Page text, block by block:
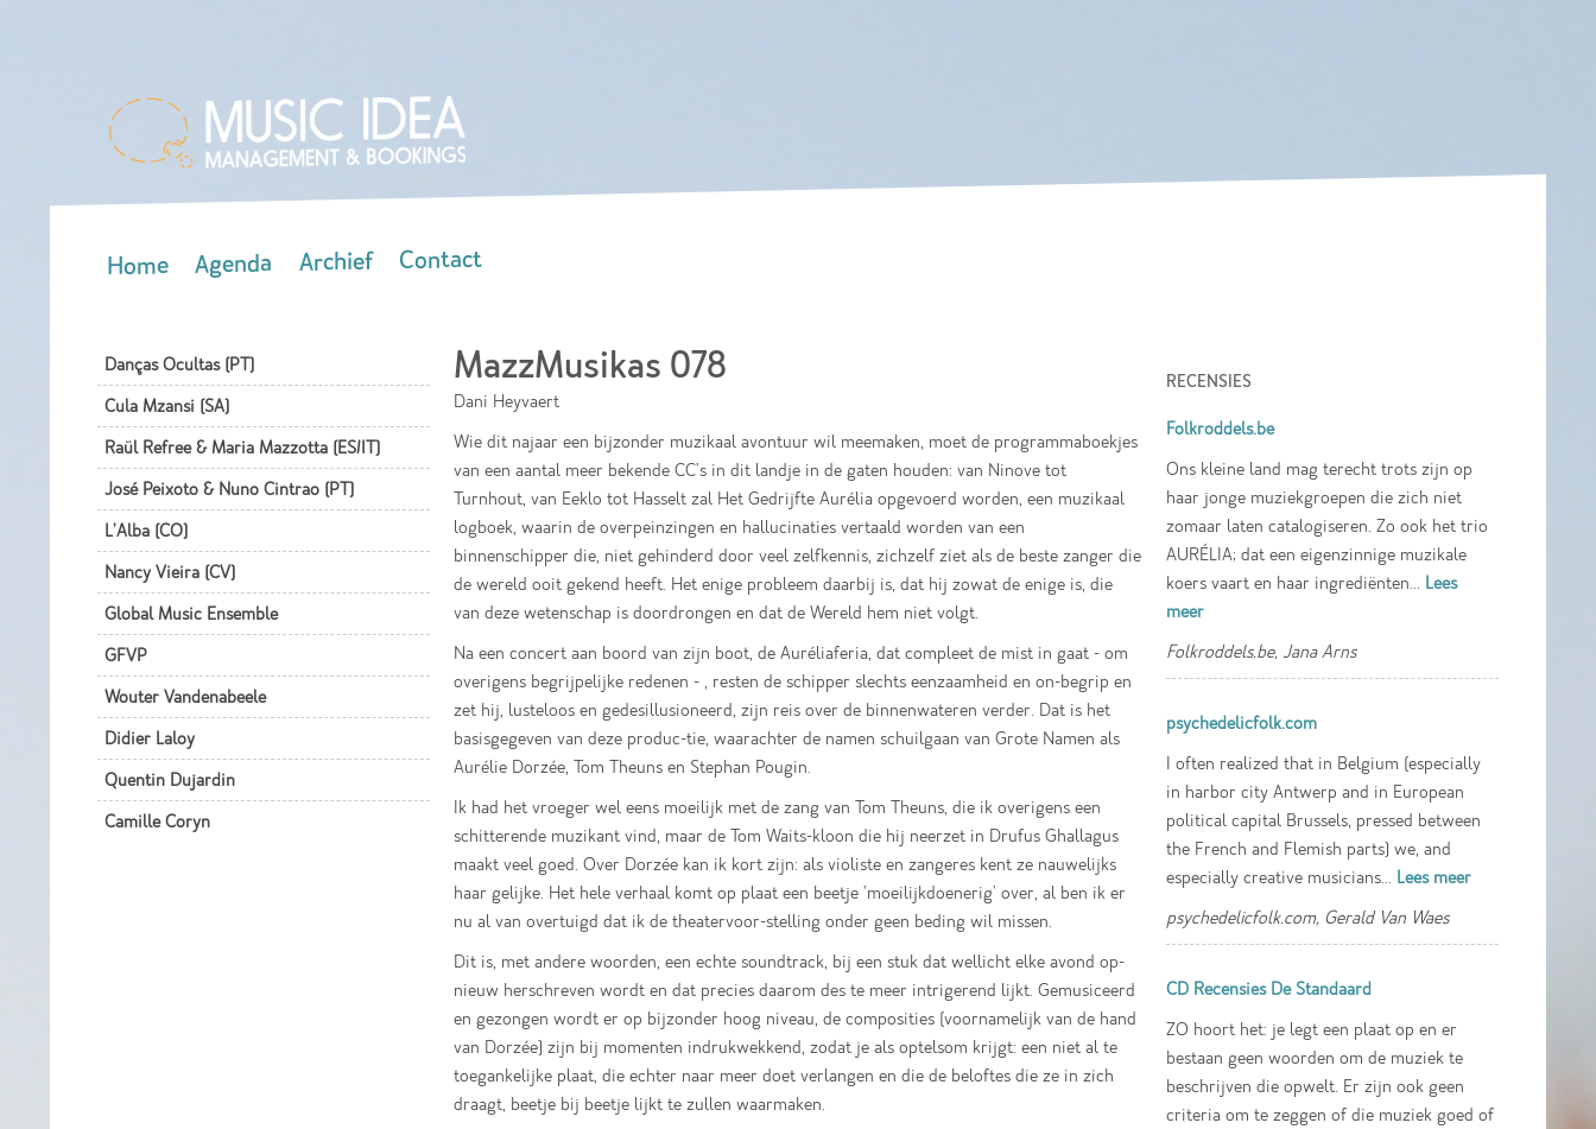
Home Agenda Archief Contact
Danças Ocultas (PT)
Cula Mzansi (SA)
Raül Refree & Maria Mazzotta (ES/IT)
José Peixoto & Nuno Cintrao (PT)
L'Alba (CO)
Nancy Vieira (CV)
Global Music Ensemble
GFVP
Wouter Vandenabeele
Didier Laloy
Quentin Dujardin
Camille Coryn
MazzMusikas 078
Dani Heyvaert
Wie dit najaar een bijzonder muzikaal avontuur wil meemaken, moet de programmaboekjes
van een aantal meer bekende CC's in dit landje in de gaten houden: van Ninove tot
Turnhout, van Eeklo tot Hasselt zal Het Gedrijfte Aurélia opgevoerd worden, een muzikaal
logboek, waarin de overpeinzingen en hallucinaties vertaald worden van een
binnenschipper die, niet gehinderd door veel zelfkennis, zichzelf ziet als de beste zanger die
de wereld ooit gekend heeft. Het enige probleem daarbij is, dat hij zowat de enige is, die
van deze wetenschap is doordrongen en dat de Wereld hem niet volgt.
Na een concert aan boord van zijn boot, de Auréliaferia, dat compleet de mist in gaat - om
overigens begrijpelijke redenen - , resten de schipper slechts eenzaamheid en on-begrip en
zet hij, lusteloos en gedesillusioneerd, zijn reis over de binnenwateren verder. Dat is het
basisgegeven van deze produc-tie, waarachter de namen schuilgaan van Grote Namen als
Aurélie Dorzée, Tom Theuns en Stephan Pougin.
Ik had het vroeger wel eens moeilijk met de zang van Tom Theuns, die ik overigens een
schitterende muzikant vind, maar de Tom Waits-kloon die hij neerzet in Drufus Ghallagus
maakt veel goed. Over Dorzée kan ik kort zijn: als violiste en zangeres kent ze nauwelijks
haar gelijke. Het hele verhaal komt op plaat een beetje 'moeilijkdoenerig' over, al ben ik er
nu al van overtuigd dat ik de theatervoor-stelling onder geen beding wil missen.
Dit is, met andere woorden, een echte soundtrack, bij een stuk dat wellicht elke avond op-
nieuw herschreven wordt en dat precies daarom des te meer intrigerend lijkt. Gemusiceerd
en gezongen wordt er op bijzonder hoog niveau, de composities (voornamelijk van de hand
van Dorzée) zijn bij momenten indrukwekkend, zodat je als optelsom krijgt: een niet al te
toegankelijke plaat, die echter naar meer doet verlangen en die de beloftes die ze in zich
draagt, beetje bij beetje lijkt te zullen waarmaken.
RECENSIES
Folkroddels.be
Ons kleine land mag terecht trots zijn op
haar jonge muziekgroepen die zich niet
zomaar laten catalogiseren. Zo ook het trio
AURÉLIA; dat een eigenzinnige muzikale
koers vaart en haar ingrediënten... Lees
meer
Folkroddels.be, Jana Arns
psychedelicfolk.com
I often realized that in Belgium (especially
in harbor city Antwerp and in European
political capital Brussels, pressed between
the French and Flemish parts) we, and
especially creative musicians... Lees meer
psychedelicfolk.com, Gerald Van Waes
CD Recensies De Standaard
ZO hoort het: je legt een plaat op en er
bestaan geen woorden om de muziek te
beschrijven die opwelt. Er zijn ook geen
criteria om te zeggen of die muziek goed of